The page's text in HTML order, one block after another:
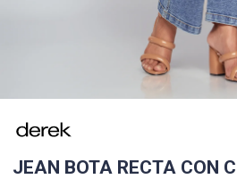
JEAN BOTA RECTA CON